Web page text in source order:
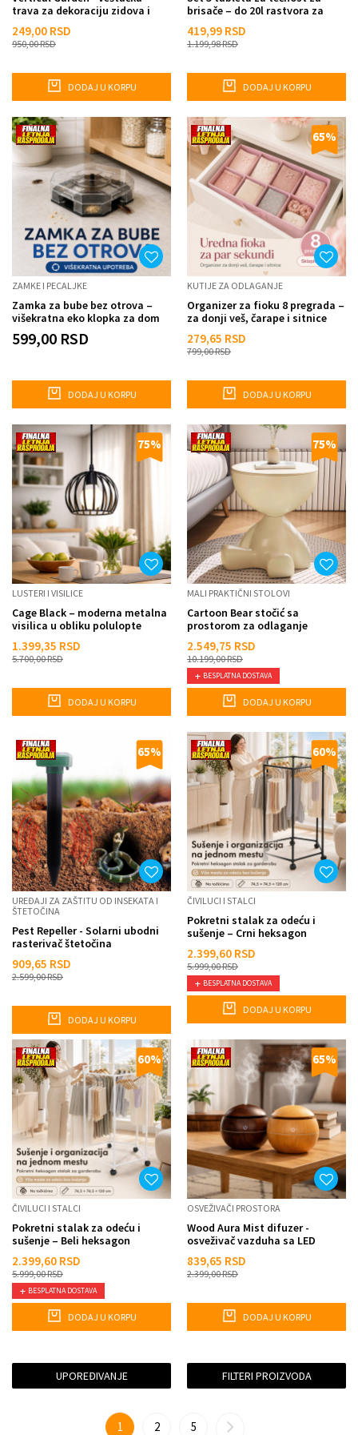
trava za dekoraciju zidova i
249,00 RSD
950,00RSD
DODAJ U KORPU
brisače – do 20l rastvora za
419,99 RSD
1.199,98RSD
DODAJ U KORPU
ZAMKE I PECALJKE
Zamka za bube bez otrova –
višekratna eko klopka za dom
599,00 RSD
DODAJ U KORPU
65%
KUTIJE ZA ODLAGANJE
Organizer za fioku 8 pregrada –
za donji veš, čarape i sitnice
279,65 RSD
799,00RSD
DODAJ U KORPU
75%
LUSTERI I VISILICE
Cage Black – moderna metalna
visilica u obliku polulopte
1.399,35 RSD
5.700,00RSD
DODAJ U KORPU
75%
MALI PRAKTIČNI STOLOVI
Cartoon Bear stočić sa
prostorom za odlaganje
2.549,75 RSD
10.199,00RSD
BESPLATNA DOSTAVA
DODAJ U KORPU
65%
UREĐAJI ZA ZAŠTITU OD INSEKATA I
ŠTETOČINA
Pest Repeller - Solarni ubodni
rasterivač štetočina
909,65 RSD
2.599,00RSD
DODAJ U KORPU
60%
ČIVILUCI I STALCI
Pokretni stalak za odeću i
sušenje – Crni heksagon
2.399,60 RSD
5.999,00RSD
BESPLATNA DOSTAVA
DODAJ U KORPU
60%
ČIVILUCI I STALCI
Pokretni stalak za odeću i
sušenje – Beli heksagon
2.399,60 RSD
5.999,00RSD
BESPLATNA DOSTAVA
DODAJ U KORPU
65%
OSVEŽIVAČI PROSTORA
Wood Aura Mist difuzer -
osveživač vazduha sa LED
839,65 RSD
2.399,00RSD
DODAJ U KORPU
UPOREĐIVANJE FILTERI PROIZVODA
1 2 5